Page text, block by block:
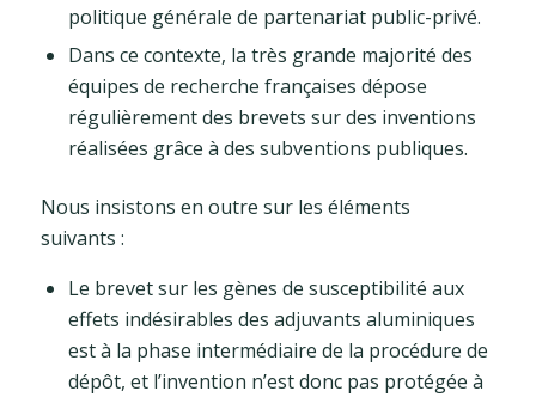
politique générale de partenariat public-privé.
Dans ce contexte, la très grande majorité des
équipes de recherche françaises dépose
régulièrement des brevets sur des inventions
réalisées grâce à des subventions publiques.
Nous insistons en outre sur les éléments
suivants :
Le brevet sur les gènes de susceptibilité aux
effets indésirables des adjuvants aluminiques
est à la phase intermédiaire de la procédure de
dépôt, et l’invention n’est donc pas protégée à